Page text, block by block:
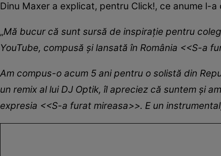
Dinu Maxer a explicat, pentru Click!, ce anume l-
„Mă bucur că sunt sursă de inspirație pentru
YouTube, compusă și lansată în România <<S-a
Am compus-o acum 5 ani pentru o solistă din
un remix al lui DJ Optik, îl apreciez că suntem și
expresia <<S-a furat mireasa>>. E un